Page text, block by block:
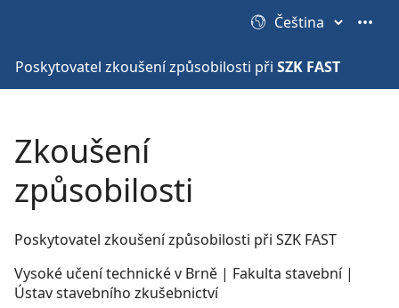
•••
Poskytovatel zkoušení způsobilosti při SZK FAST
Zkoušení
způsobilosti
Poskytovatel zkoušení způsobilosti při SZK FAST
Vysoké učení technické v Brně | Fakulta stavební |
Ústav stavebního zkušebnictví